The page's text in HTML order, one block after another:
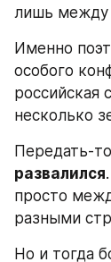
лишь
Именно
особого
российская
несколько
Передать-
развалился
просто
разными
Но и тогда